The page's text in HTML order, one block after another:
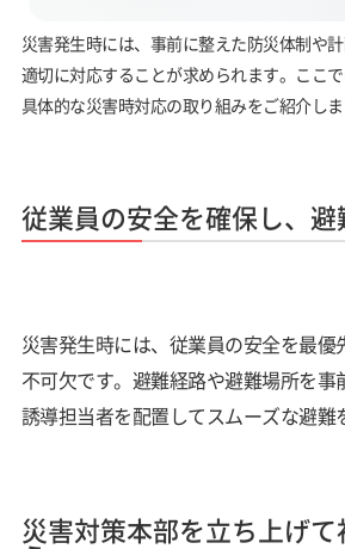
災害発生時には、事前に整えた防災体制や
適切に対応することが求められます。ここ
具体的な災害時対応の取り組みをご紹介しま
従業員の安全を確保し、避
災害発生時には、従業員の安全を最
不可欠です。避難経路や避難場所を事
誘導担当者を配置してスムーズな避難
災害対策本部を立ち上げ